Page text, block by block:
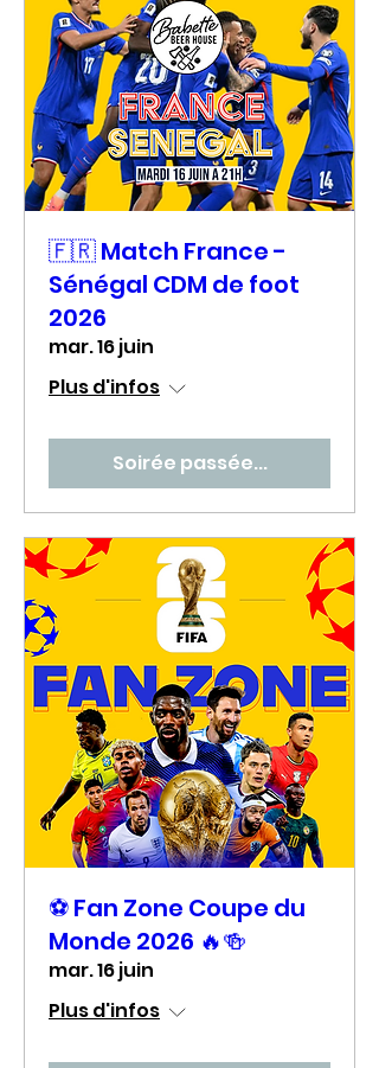
🇫🇷 Match France -
Sénégal CDM de foot
2026
mar. 16 juin
Plus d'infos
Soirée passée...
⚽ Fan Zone Coupe du
Monde 2026 🔥🍻
mar. 16 juin
Plus d'infos